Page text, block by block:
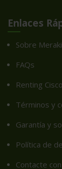
Enlaces
Sobre
FAQs
Renting
Términos y
Garantía y
Política de
Contacte